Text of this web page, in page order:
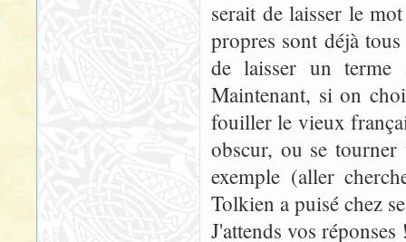
serait de laisser le
propres sont déjà
de laisser un terme
Maintenant, si on
fouiller le vieux
obscur, ou se tourner
exemple (aller
Tolkien a puisé chez
J'attends vos réponses